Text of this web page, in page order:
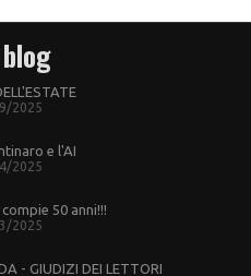
2025
e l'AI
2025
50 anni!!!
2025
- GIUDIZI DEI LETTORI